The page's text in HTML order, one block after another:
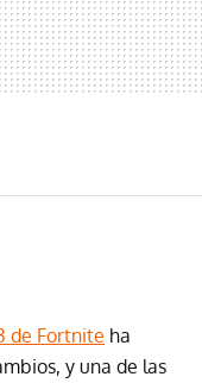
de Fortnite ha
y una de las